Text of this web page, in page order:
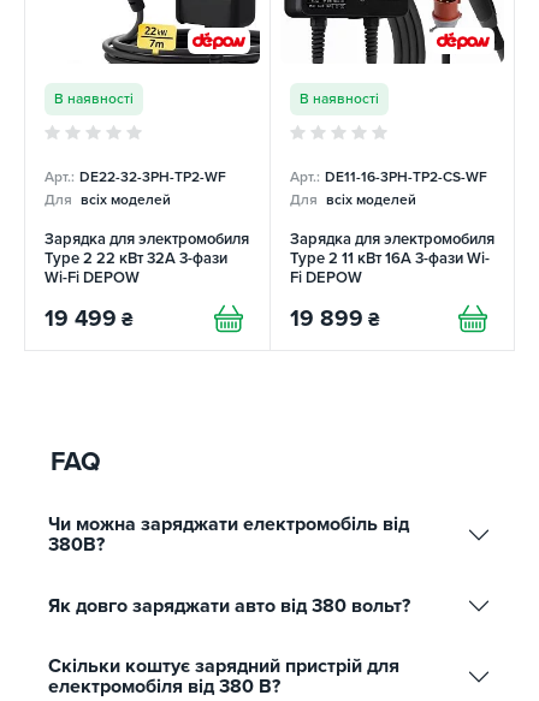
В наявності
Арт.: DE22-32-3PH-TP2-WF
Для всіх моделей
Зарядка для электромобиля
Type 2 22 кВт 32A 3-фази
Wi-Fi DEPOW
19 499 ₴
В наявності
Арт.: DE11-16-3PH-TP2-CS-WF
Для всіх моделей
Зарядка для электромобиля
Type 2 11 кВт 16A 3-фази Wi-
Fi DEPOW
19 899 ₴
FAQ
Чи можна заряджати електромобіль від
380В?
Як довго заряджати авто від 380 вольт?
Скільки коштує зарядний пристрій для
електромобіля від 380 В?